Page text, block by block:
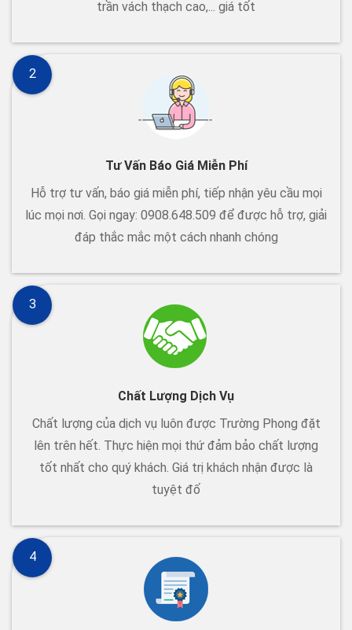
trần vách thạch cao,... giá tốt
Tư Vấn Báo Giá Miễn Phí
Hỗ trợ tư vấn, báo giá miễn phí, tiếp nhận yêu cầu mọi
lúc mọi nơi. Gọi ngay: 0908.648.509 để được hỗ trợ, giải
đáp thắc mắc một cách nhanh chóng
2
Chất Lượng Dịch Vụ
Chất lượng của dịch vụ luôn được Trường Phong đặt
lên trên hết. Thực hiện mọi thứ đảm bảo chất lượng
tốt nhất cho quý khách. Giá trị khách nhận được là
tuyệt đố
3
4